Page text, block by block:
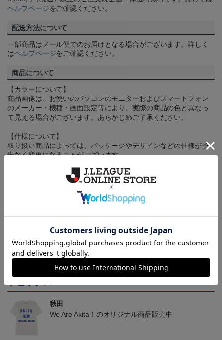
ヘルプページをご確認ください。
配送方法について
一部商品はメール便でのお届けとなる場合がございます。詳しく
はヘルプページをご確認ください。
商品について
【カラーについて】
商品画像は、お使いのパソコンのモニターおよびスマートフォン
のメーカー・機種・画面設定等により、実際の商品の色と異なっ
て見える場合がございます。あらかじめご了承ください。
【仕様について】
取り扱い商品によっては、パッケージやデザインなどの仕様が予
告なく変更になることがございます。
ヘルプページ
トピックス
秋田
We Are Akita！のオリジナル商品販売中